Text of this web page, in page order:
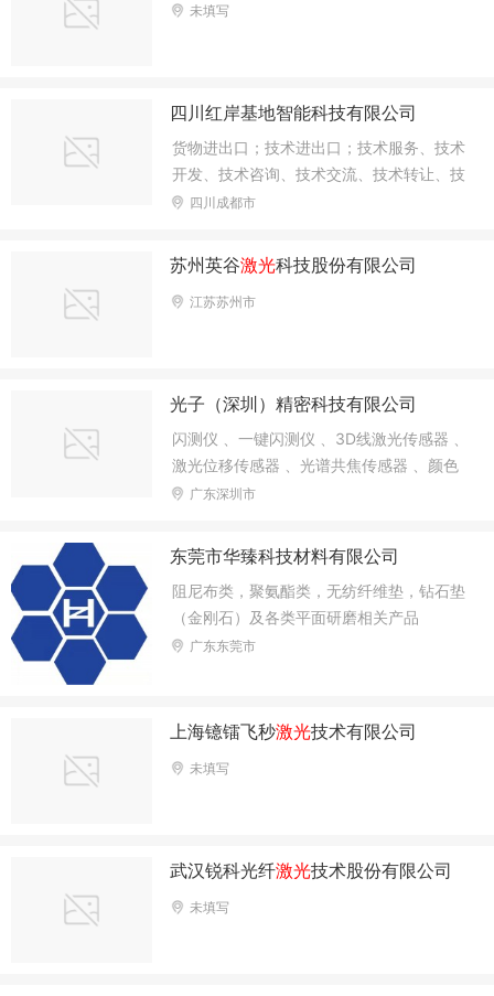
未填写
四川红岸基地智能科技有限公司
货物进出口；技术进出口；技术服务、技术
开发、技术咨询、技术交流、技术转让、技
术推广；计算机软硬件及辅助设备零售；信
设施器材销售；仪器仪表制造【分支机构经
营】；光学仪器制造【分支机构经营】；机
械电气设备制造【分支机构经营】；光电子
电子产品销售；电子元
四川成都市
苏州英谷激光科技股份有限公司
江苏苏州市
光子（深圳）精密科技有限公司
闪测仪 、一键闪测仪 、3D线激光传感器 、
激光位移传感器 、光谱共焦传感器 、颜色
传感器 、安全光栅 、光电传感器 、光纤传
广东深圳市
东莞市华臻科技材料有限公司
阻尼布类，聚氨酯类，无纺纤维垫，钻石垫
（金刚石）及各类平面研磨相关产品
广东东莞市
上海镱镭飞秒激光技术有限公司
未填写
武汉锐科光纤激光技术股份有限公司
未填写